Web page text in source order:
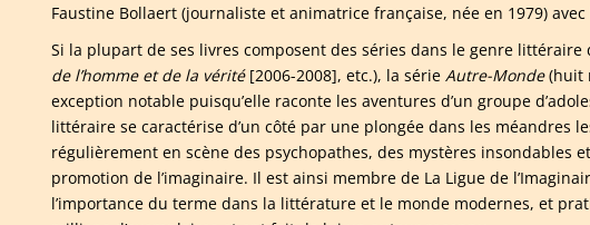
Faustine Bollaert (journaliste et animatrice française, née en 1979)
Si la plupart de ses livres composent des séries dans le genre littéraire
de l’homme et de la vérité[2006-2008], etc.), la série Autre-Monde(huit
exception notable puisqu’elle raconte les aventures d’un groupe
littéraire se caractérise d’un côté par une plongée dans les méandres
régulièrement en scène des psychopathes, des mystères insondables
promotion de l’imaginaire. Il est ainsi membre de La Ligue de
l’importance du terme dans la littérature et le monde modernes, et